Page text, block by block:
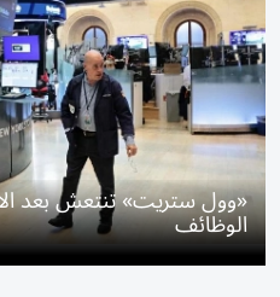
«وول ستريت» تنتعش بعد
الوظائف